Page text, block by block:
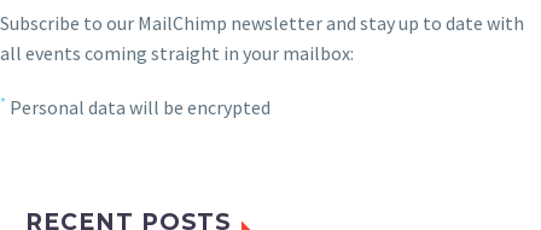
Subscribe to our MailChimp newsletter and stay up to date with
all events coming straight in your mailbox:
* Personal data will be encrypted
RECENT POSTS